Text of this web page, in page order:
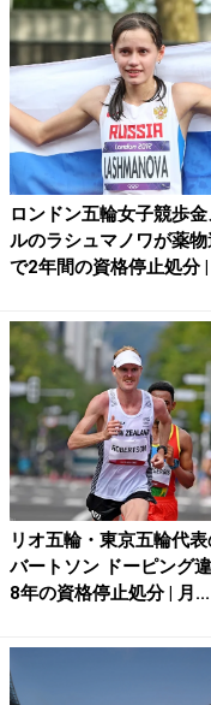
ロンドン五輪女子競歩
ルのラシュマノワが薬物
で2年間の資格停止処分 |
リオ五輪・東京五輪代表
バートソン ドーピング
8年の資格停止処分 | 月...